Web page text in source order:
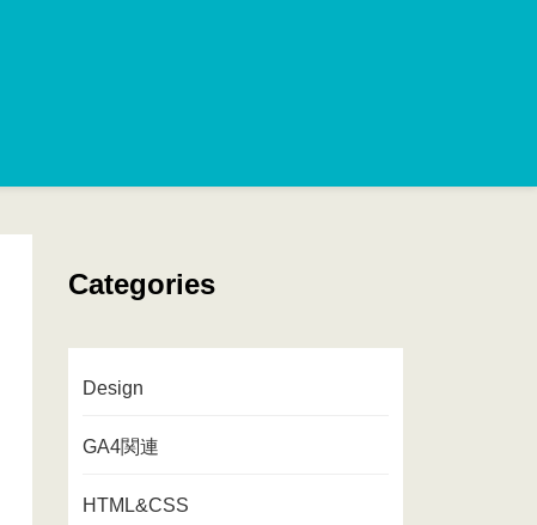
Categories
Design
GA4関連
HTML&CSS